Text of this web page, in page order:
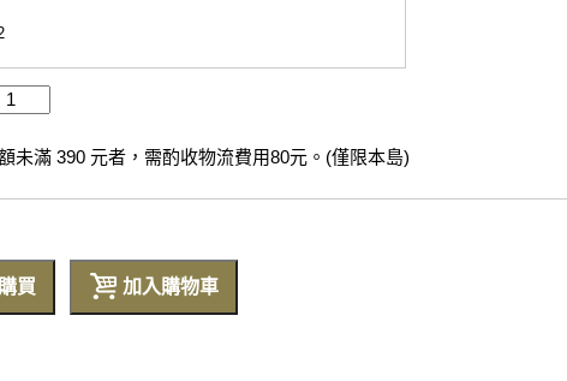
未滿 390 元者，需酌收物流費用80元。(僅限本島)
買 加入購物車